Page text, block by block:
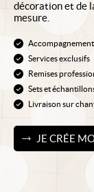
décoration et de
mesure.
Services exclusifs
Remises
Sets et
Livraison sur
JE CRÉE